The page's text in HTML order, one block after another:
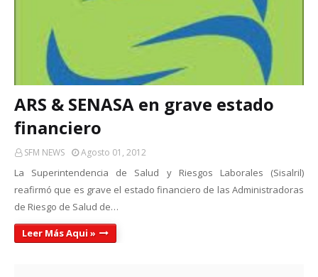
ARS & SENASA en grave estado
financiero
SFM NEWS Agosto 01, 2012
La Superintendencia de Salud y Riesgos Laborales (Sisalril)
reafirmó que es grave el estado financiero de las Administradoras
de Riesgo de Salud de…
Leer Más Aqui »